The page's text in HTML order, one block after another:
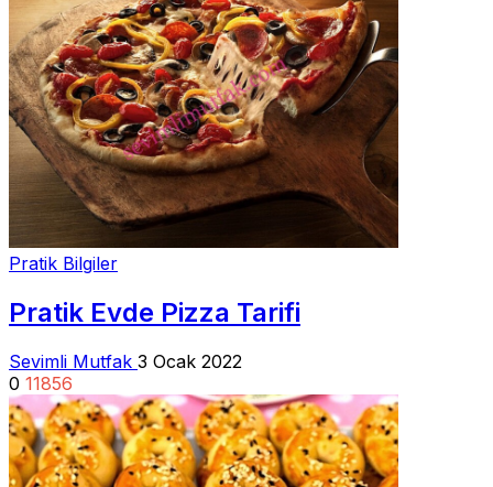
Pratik Bilgiler
Pratik Evde Pizza Tarifi
Sevimli Mutfak 3 Ocak 2022
0 11856